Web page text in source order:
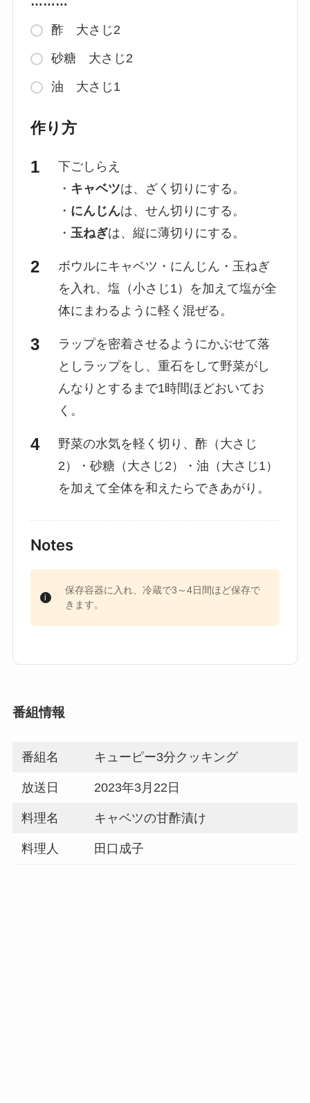
酢 大さじ2
砂糖 大さじ2
油 大さじ1
作り方
下ごしらえ
・ キャベツは、ざく切りにする。
・ にんじんは、せん切りにする。
・ 玉ねぎは、縦に薄切りにする。
ボウルにキャベツ・にんじん・玉ねぎ
を入れ、塩（小さじ1）を加えて塩が全
体にまわるように軽く混ぜる。
ラップを密着させるようにかぶせて落
としラップをし、重石をして野菜がし
んなりとするまで1時間ほどおいてお
く。
野菜の水気を軽く切り、酢（大さじ
2）・砂糖（大さじ2）・油（大さじ1）
を加えて全体を和えたらできあがり。
Notes
保存容器に入れ、冷蔵で3～4日間ほど保存で
きます。
番組情報
番組名 キューピー3分クッキング
放送日 2023年3月22日
料理名 キャベツの甘酢漬け
料理人 田口成子